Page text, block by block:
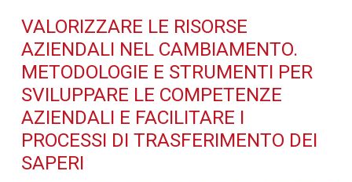
per sviluppare le
competenze aziendali e
facilitare i processi di
trasferimento dei saperi -
Dettaglio corso di
VALORIZZARE LE RISORSE
AZIENDALI NEL CAMBIAMENTO.
METODOLOGIE E STRUMENTI PER
SVILUPPARE LE COMPETENZE
AZIENDALI E FACILITARE I
PROCESSI DI TRASFERIMENTO DEI
SAPERI